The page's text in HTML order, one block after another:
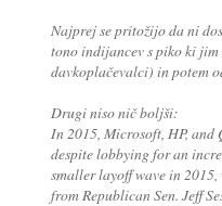
Najprej se pritožijo da ni
tono indijancev s piko ki
davkoplačevalci) in potem
Drugi niso nič boljši:
In 2015, Microsoft, HP,
despite lobbying for an
smaller layoff wave in
from Republican Sen. Jeff